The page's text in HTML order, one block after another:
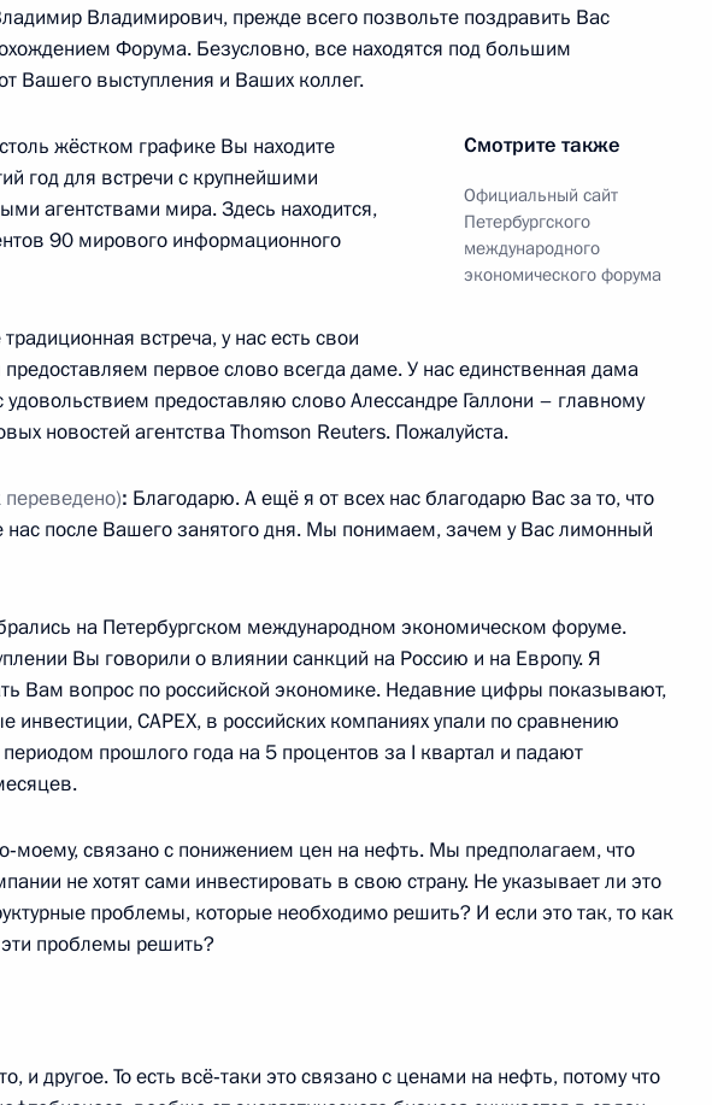
вторник
российско-израильских переговоров
18:20 Москва, Кремль
суббота
российских СМИ
01:30 Афины
пятница
конференция с Премьер-министром Греции
23:30 Афины
7
пятница
по итогам саммита Россия – АСЕАН
среда
Владимирович, прежде всего позвольте поздравить Вас
Форума. Безусловно, все находятся под большим
Вашего выступления и Ваших коллег.
Смотрите также
Официальный сайт
Петербургского
международного
экономического форума
жёстком графике Вы находите
год для встречи с крупнейшими
агентствами мира. Здесь находится,
90 мирового информационного
встреча, у нас есть свои
первое слово всегда даме. У нас единственная дама
удовольствием предоставляю слово Алессандре Галлони – главному
новостей агентства Thomson Reuters. Пожалуйста.
переведено): Благодарю. А ещё я от всех нас благодарю Вас за то, что
после Вашего занятого дня. Мы понимаем, зачем у Вас лимонный
на Петербургском международном экономическом форуме.
Вы говорили о влиянии санкций на Россию и на Европу. Я
Вам вопрос по российской экономике. Недавние цифры показывают,
инвестиции, CAPEX, в российских компаниях упали по сравнению
прошлого года на 5 процентов за I квартал и падают
связано с понижением цен на нефть. Мы предполагаем, что
не хотят сами инвестировать в свою страну. Не указывает ли это
проблемы, которые необходимо решить? И если это так, то как
проблемы решить?
и другое. То есть всё‑таки это связано с ценами на нефть, потому что